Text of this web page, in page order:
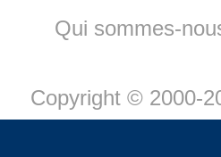
Qui sommes-
Copyright © 2000-